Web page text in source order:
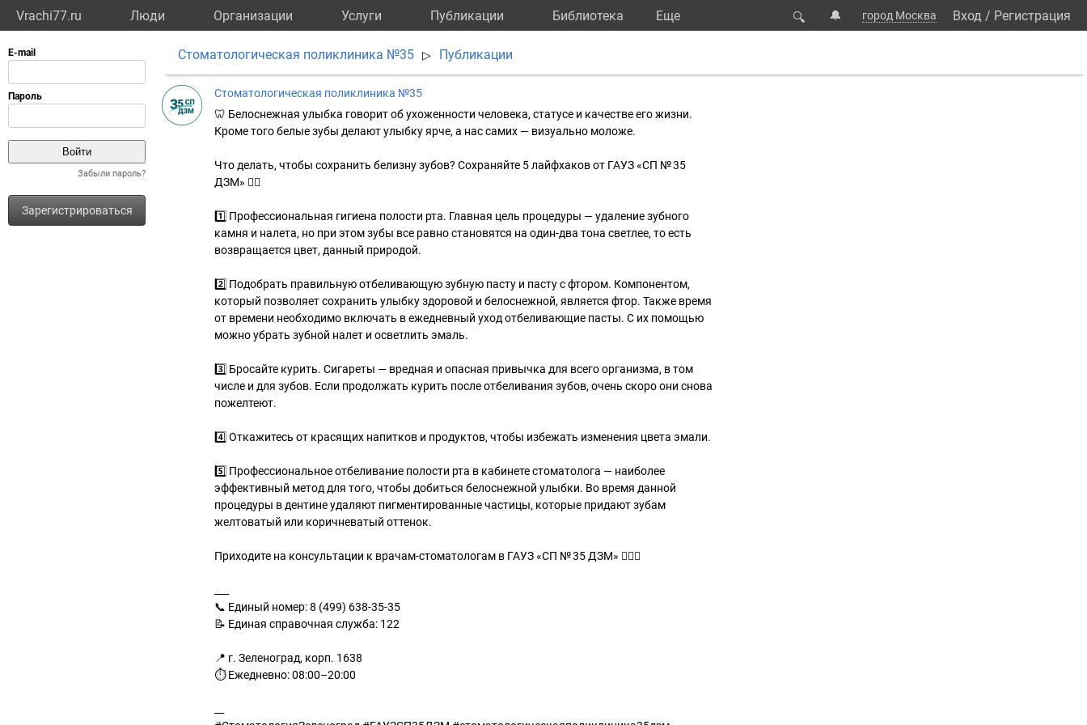
Vrachi77.ru Люди Организации Услуги Публикации Библиотека Eще 🔍 🔔 город Москва Вход / Регистрация
Забыли пароль?
Зарегистрироваться
Стоматологическая поликлиника №35 ▷ Публикации
Стоматологическая поликлиника №35
🦷 Белоснежная улыбка говорит об ухоженности человека, статусе и качестве его жизни.
Кроме того белые зубы делают улыбку ярче, а нас самих — визуально моложе.
Что делать, чтобы сохранить белизну зубов? Сохраняйте 5 лайфхаков от ГАУЗ «СП № 35
ДЗМ» 👇🏻
1️⃣ Профессиональная гигиена полости рта. Главная цель процедуры — удаление зубного
камня и налета, но при этом зубы все равно становятся на один-два тона светлее, то есть
возвращается цвет, данный природой.
2️⃣ Подобрать правильную отбеливающую зубную пасту и пасту с фтором. Компонентом,
который позволяет сохранить улыбку здоровой и белоснежной, является фтор. Также время
от времени необходимо включать в ежедневный уход отбеливающие пасты. С их помощью
можно убрать зубной налет и осветлить эмаль.
3️⃣ Бросайте курить. Сигареты — вредная и опасная привычка для всего организма, в том
числе и для зубов. Если продолжать курить после отбеливания зубов, очень скоро они снова
пожелтеют.
4️⃣ Откажитесь от красящих напитков и продуктов, чтобы избежать изменения цвета эмали.
5️⃣ Профессиональное отбеливание полости рта в кабинете стоматолога — наиболее
эффективный метод для того, чтобы добиться белоснежной улыбки. Во время данной
процедуры в дентине удаляют пигментированные частицы, которые придают зубам
желтоватый или коричневатый оттенок.
Приходите на консультации к врачам-стоматологам в ГАУЗ «СП № 35 ДЗМ» 🧑🏻‍⚕️
📞 Единый номер: 8 (499) 638-35-35
📝 Единая справочная служба: 122
📍 г. Зеленоград, корп. 1638
⏱ Ежедневно: 08:00–20:00